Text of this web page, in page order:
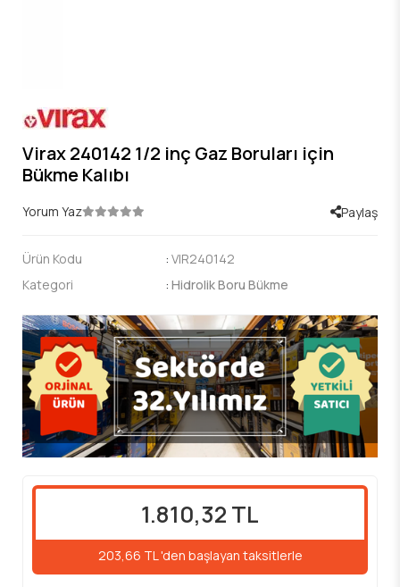
Virax 240142 1/2 inç Gaz Boruları için
Bükme Kalıbı
Yorum Yaz Paylaş
Ürün Kodu : VIR240142
Kategori
: Hidrolik Boru Bükme
1.810,32 TL
203,66 TL 'den başlayan taksitlerle